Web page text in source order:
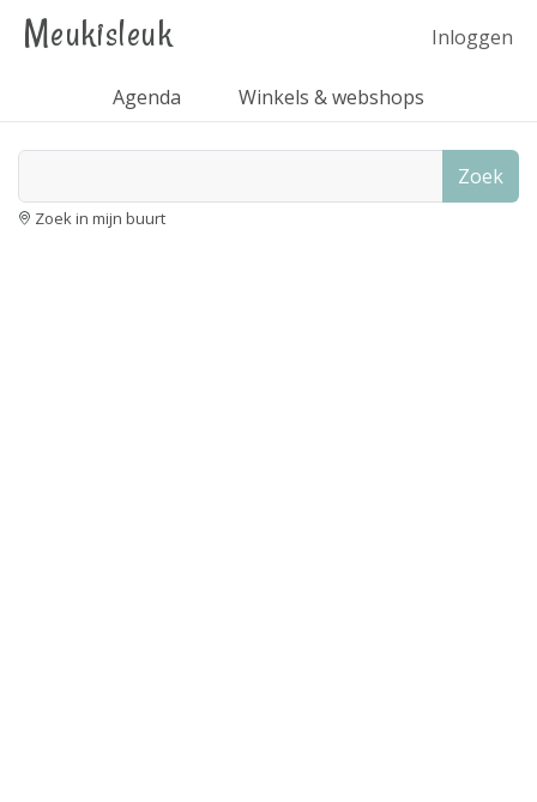
Meukisleuk Inloggen
Agenda Winkels & webshops
Zoek
Zoek in mijn buurt